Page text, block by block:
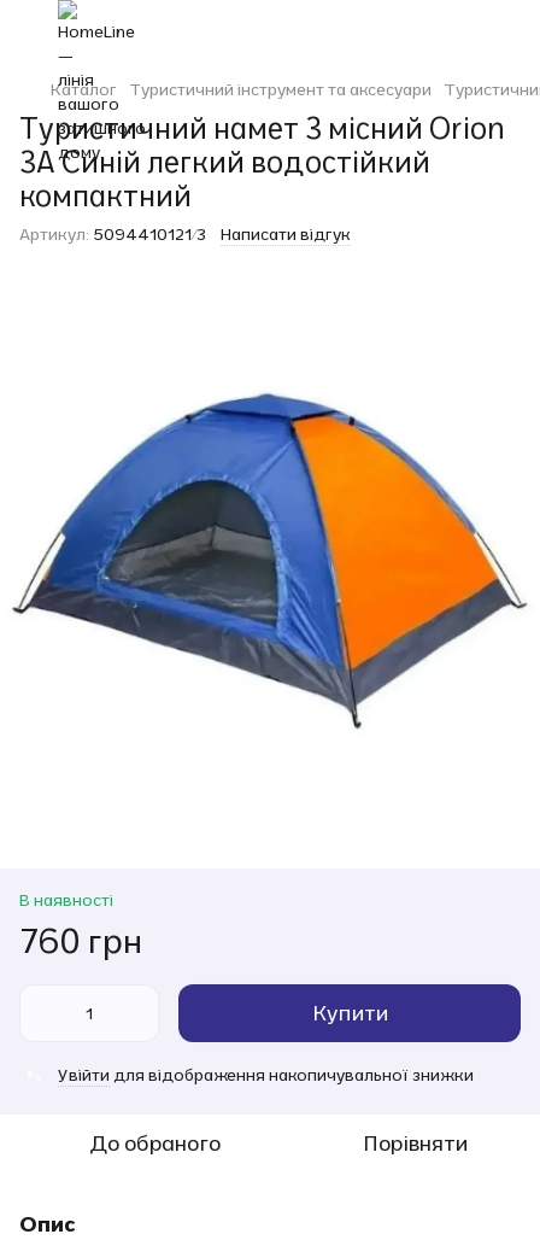
Каталог Туристичний інструмент та аксесуари
Туристичний намет 3 місний Orion
3A Синій легкий водостійкий
компактний
Артикул: 5094410121/3 Написати відгук
В наявності
760 грн
Купити
Увійти для відображення накопичувальної знижки
До обраного Порівняти
Опис